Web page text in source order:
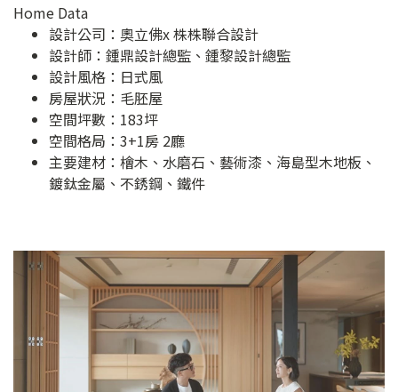
Home Data
設計公司： 奧立佛x 株株聯合設計
設計師：鍾鼎設計總監、鍾黎設計總監
設計風格：日式風
房屋狀況：毛胚屋
空間坪數：183坪
空間格局：3+1房 2廳
主要建材：檜木、水磨石、藝術漆、海島型木地板、
鍍鈦金屬、不銹鋼、鐵件